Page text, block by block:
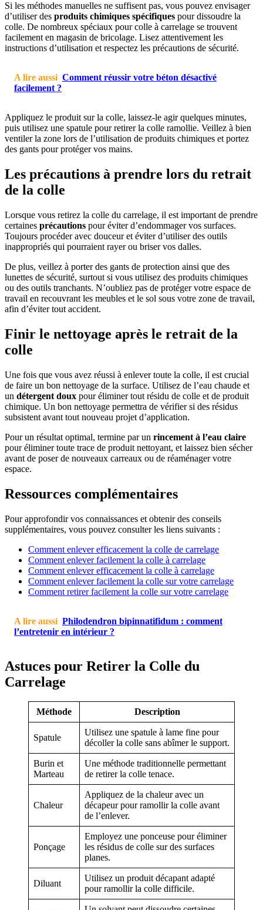
Si les méthodes manuelles ne suffisent pas, vous pouvez envisager
d’utiliser des produits chimiques spécifiques pour dissoudre la
colle. De nombreux spéciaux pour colle à carrelage se trouvent
facilement en magasin de bricolage. Lisez attentivement les
instructions d’utilisation et respectez les précautions de sécurité.
A lire aussi Comment réussir votre béton désactivé
facilement ?
Appliquez le produit sur la colle, laissez-le agir quelques minutes,
puis utilisez une spatule pour retirer la colle ramollie. Veillez à bien
ventiler la zone lors de l’utilisation de produits chimiques et portez
des gants pour protéger vos mains.
Les précautions à prendre lors du retrait
de la colle
Lorsque vous retirez la colle du carrelage, il est important de prendre
certaines précautions pour éviter d’endommager vos surfaces.
Toujours procéder avec douceur et éviter d’utiliser des outils
inappropriés qui pourraient rayer ou briser vos dalles.
De plus, veillez à porter des gants de protection ainsi que des
lunettes de sécurité, surtout si vous utilisez des produits chimiques
ou des outils tranchants. N’oubliez pas de protéger votre espace de
travail en recouvrant les meubles et le sol sous votre zone de travail,
afin d’éviter tout accident.
Finir le nettoyage après le retrait de la
colle
Une fois que vous avez réussi à enlever toute la colle, il est crucial
de faire un bon nettoyage de la surface. Utilisez de l’eau chaude et
un détergent doux pour éliminer tout résidu de colle et de produit
chimique. Un bon nettoyage permettra de vérifier si des résidus
subsistent avant tout nouveau projet d’application.
Pour un résultat optimal, termine par un rincement à l’eau claire
pour éliminer toute trace de produit nettoyant, et laissez bien sécher
avant de poser de nouveaux carreaux ou de réaménager votre
espace.
Ressources complémentaires
Pour approfondir vos connaissances et obtenir des conseils
supplémentaires, vous pouvez consulter les liens suivants :
Comment enlever efficacement la colle de carrelage
Comment enlever facilement la colle à carrelage
Comment enlever efficacement la colle à carrelage
Comment enlever facilement la colle sur votre carrelage
Comment retirer facilement la colle sur votre carrelage
A lire aussi Philodendron bipinnatifidum : comment
l’entretenir en intérieur ?
Astuces pour Retirer la Colle du
Carrelage
Méthode Description
Spatule
Utilisez une spatule à lame fine pour
décoller la colle sans abîmer le support.
Burin et
Marteau
Une méthode traditionnelle permettant
de retirer la colle tenace.
Chaleur
Appliquez de la chaleur avec un
décapeur pour ramollir la colle avant
de l’enlever.
Ponçage
Employez une ponceuse pour éliminer
les résidus de colle sur des surfaces
planes.
Diluant
Utilisez un produit décapant adapté
pour ramollir la colle difficile.